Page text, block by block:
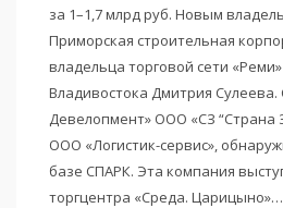
за 1–1,7 млрд руб. Новым
Приморская строительная
владельца торговой сети
Владивостока Дмитрия Сулеева.
Девелопмент» ООО «СЗ “Страна
ООО «Логистик-сервис»,
базе СПАРК. Эта компания
торгцентра «Среда. Царицыно»…